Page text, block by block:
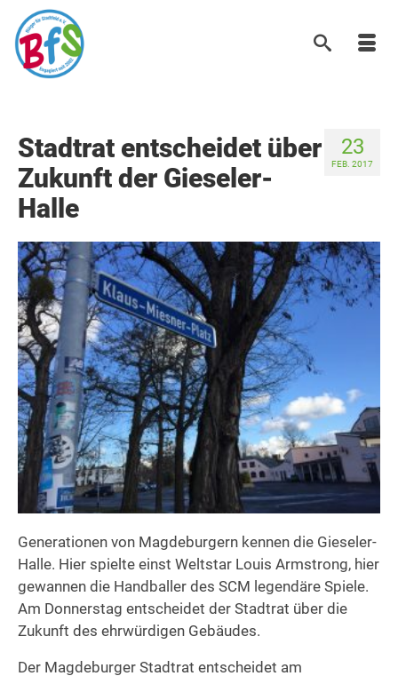
23
FEB. 2017
Stadtrat entscheidet über
Zukunft der Gieseler-
Halle
Generationen von Magdeburgern kennen die Gieseler-
Halle. Hier spielte einst Weltstar Louis Armstrong, hier
gewannen die Handballer des SCM legendäre Spiele.
Am Donnerstag entscheidet der Stadtrat über die
Zukunft des ehrwürdigen Gebäudes.
Der Magdeburger Stadtrat entscheidet am